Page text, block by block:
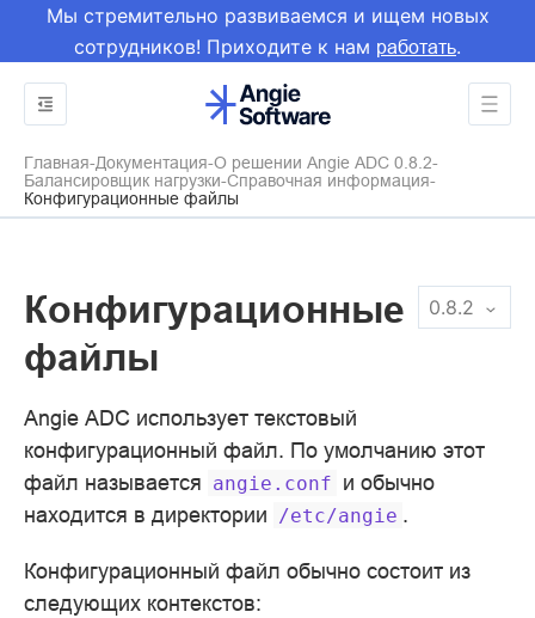
Мы стремительно развиваемся и ищем новых
сотрудников! Приходите к нам работать.
Главная Документация О решении Angie ADC 0.8.2
Балансировщик нагрузки Справочная информация
Конфигурационные файлы
0.8.2
Конфигурационные
файлы
Angie ADC использует текстовый
конфигурационный файл. По умолчанию этот
файл называется angie.conf и обычно
находится в директории
/etc/angie .
Конфигурационный файл обычно состоит из
следующих контекстов: